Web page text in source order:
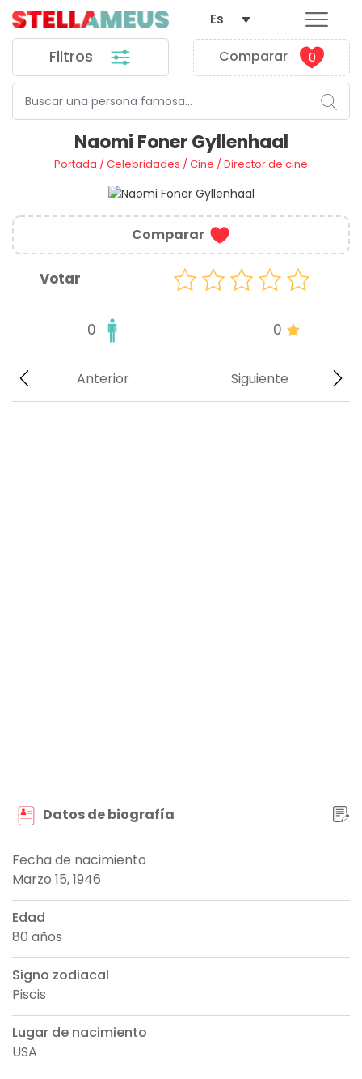
Filtros Comparar 0
Es
Naomi Foner Gyllenhaal
Portada /Celebridades /Cine /Director de cine
Comparar
Votar
0 0
Siguiente
Anterior
Datos de biografía
Fecha de nacimiento
Marzo 15, 1946
Edad
80 años
Signo zodiacal
Piscis
Lugar de nacimiento
USA